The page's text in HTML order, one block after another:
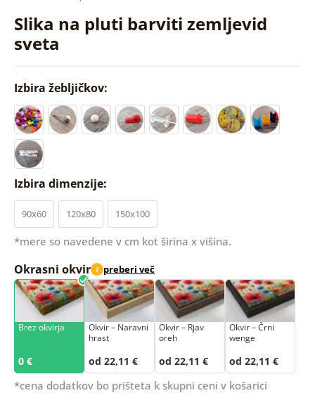
Slika na pluti barviti zemljevid
sveta
Izbira žebljičkov:
Izbira dimenzije:
90x60 120x80 150x100
*mere so navedene v cm kot širina x višina.
Okrasni okvir i preberi več
Brez okvirja
0 €
Okvir – Naravni
hrast
od 22,11 €
Okvir – Rjav
oreh
od 22,11 €
Okvir – Črni
wenge
od 22,11 €
*cena dodatkov bo prišteta k skupni ceni v košarici